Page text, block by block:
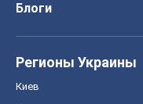
Блоги
Регионы Украины
Киев